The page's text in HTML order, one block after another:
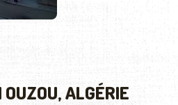
ALGÉRIE